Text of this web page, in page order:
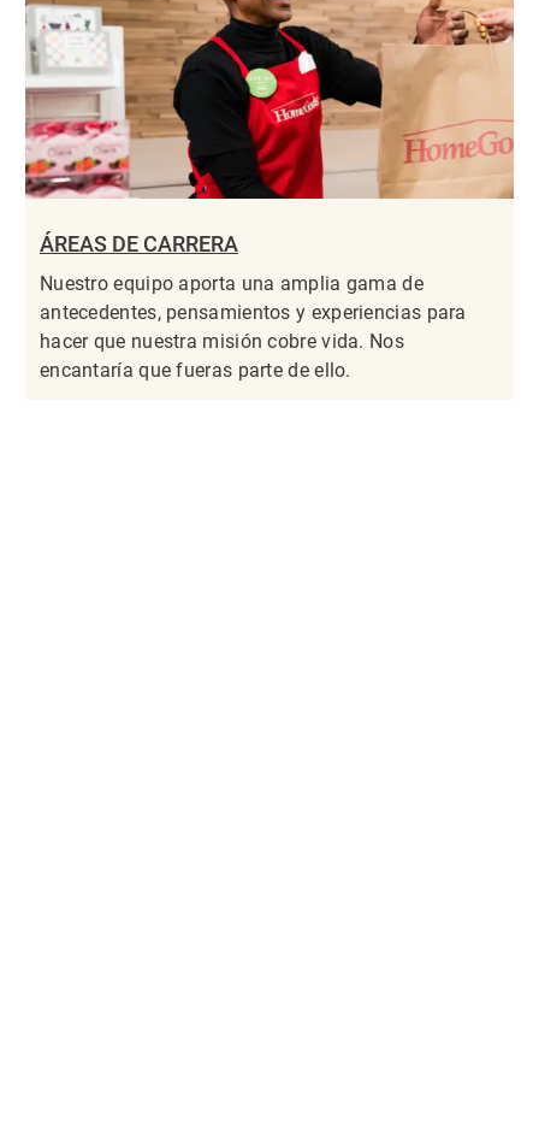
ÁREAS DE CARRERA
Nuestro equipo aporta una amplia gama de
antecedentes, pensamientos y experiencias para
hacer que nuestra misión cobre vida. Nos
encantaría que fueras parte de ello.